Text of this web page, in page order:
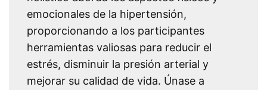
emocionales de la hipertensión,
proporcionando a los participantes
herramientas valiosas para reducir el
estrés, disminuir la presión arterial y
mejorar su calidad de vida. Únase a